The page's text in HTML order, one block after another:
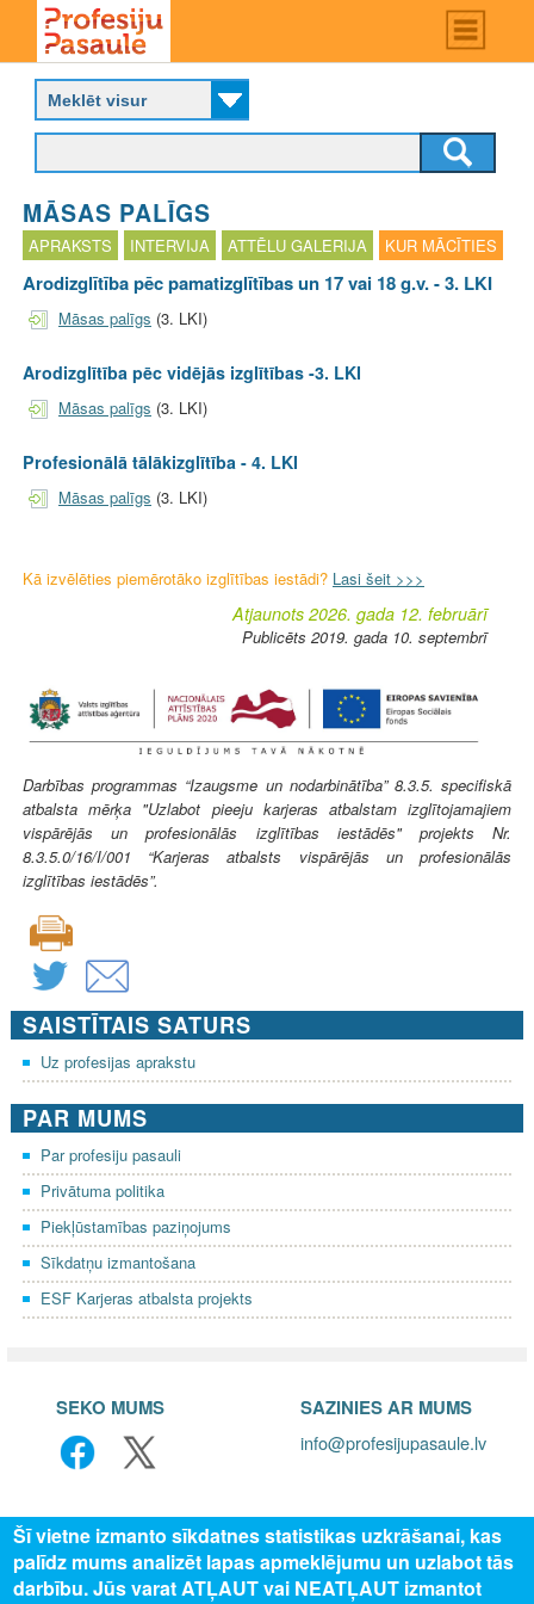
main
content
Main
menu
P
o
f
e
s
i
j
u
p
a
s
u
l
MĀSAS PALĪGS
APRAKSTS INTERVIJA ATTĒLU GALERIJA KUR MĀCĪTIES
Arodizglītība pēc pamatizglītības un 17 vai 18 g.v. - 3. LKI
Māsas palīgs (3. LKI)
Arodizglītība pēc vidējās izglītības -3. LKI
Māsas palīgs (3. LKI)
Profesionālā tālākizglītība - 4. LKI
Māsas palīgs (3. LKI)
Kā izvēlēties piemērotāko izglītības iestādi? Lasi šeit >>>
Atjaunots 2026. gada 12. februārī
Publicēts 2019. gada 10. septembrī
Darbības programmas “Izaugsme un nodarbinātība” 8.3.5. specifiskā
atbalsta mērķa "Uzlabot pieeju karjeras atbalstam izglītojamajiem
vispārējās un profesionālās izglītības iestādēs" projekts Nr.
8.3.5.0/16/I/001 “Karjeras atbalsts vispārējās un profesionālās
izglītības iestādēs”.
SAISTĪTAIS SATURS
Uz profesijas aprakstu
PAR MUMS
Par profesiju pasauli
Privātuma politika
Piekļūstamības paziņojums
Sīkdatņu izmantošana
ESF Karjeras atbalsta projekts
SEKO MUMS SAZINIES AR MUMS
info@profesijupasaule.lv
Šī vietne izmanto sīkdatnes statistikas uzkrāšanai, kas
palīdz mums analizēt lapas apmeklējumu un uzlabot tās
darbību. Jūs varat ATĻAUT vai NEATĻAUT izmantot